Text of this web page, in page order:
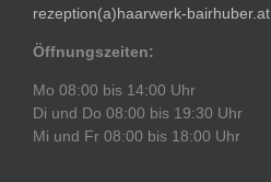
rezeption(a)haarwerk-bairhuber.at
Öffnungszeiten:
Mo 08:00 bis 14:00 Uhr
Di und Do 08:00 bis 19:30 Uhr
Mi und Fr 08:00 bis 18:00 Uhr